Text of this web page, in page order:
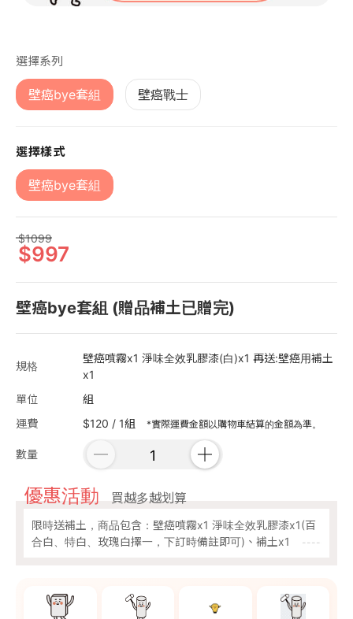
選擇系列
壁癌bye套組 壁癌戰士
選擇樣式
壁癌bye套組
1099
997
壁癌bye套組 (贈品補土已贈完)
規格
壁癌噴霧x1 淨味全效乳膠漆(白)x1 再送:壁癌用補土
x1
單位
組
運費
$120 / 1組 *實際運費金額以購物車結算的金額為準。
數量
優惠活動 買越多越划算
限時送補土，商品包含：壁癌噴霧x1 淨味全效乳膠漆x1(百
合白、特白、玫瑰白擇一，下訂時備註即可)、補土x1